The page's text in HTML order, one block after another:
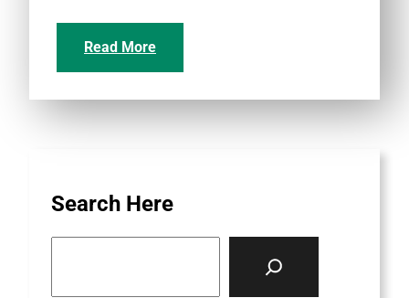
Read More
Search Here